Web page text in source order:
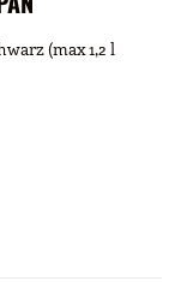
(max 1,2 l